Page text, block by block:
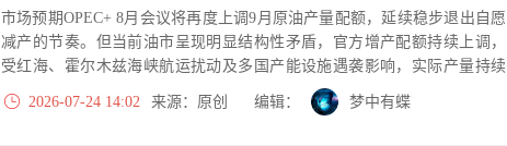
市场预期OPEC+ 8月会议将再度上调9月原油产量配额，延续稳步退出自愿
减产的节奏。但当前油市呈现明显结构性矛盾，官方增产配额持续上调，
受红海、霍尔木兹海峡航运扰动及多国产能设施遇袭影响，实际产量持续
收缩，纸面增产难以...
2026-07-24 14:02 来源：原创 编辑： 梦中有蝶